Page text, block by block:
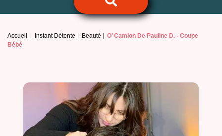
Accueil Instant Détente Beauté O’ Camion De Pauline D. -Coupe
Bébé